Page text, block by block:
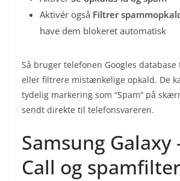
Aktivér også Filtrer
have dem blokeret automatisk
Så bruger telefonen Googles
eller filtrere mistænkelige opkald. De
tydelig markering som “Spam” på
sendt direkte til telefonsvareren.
Samsung Galaxy
Call og spamfilter